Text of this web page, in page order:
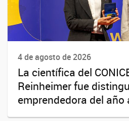
4 de agosto de 2026
La científica del
Reinheimer fue
emprendedora del año